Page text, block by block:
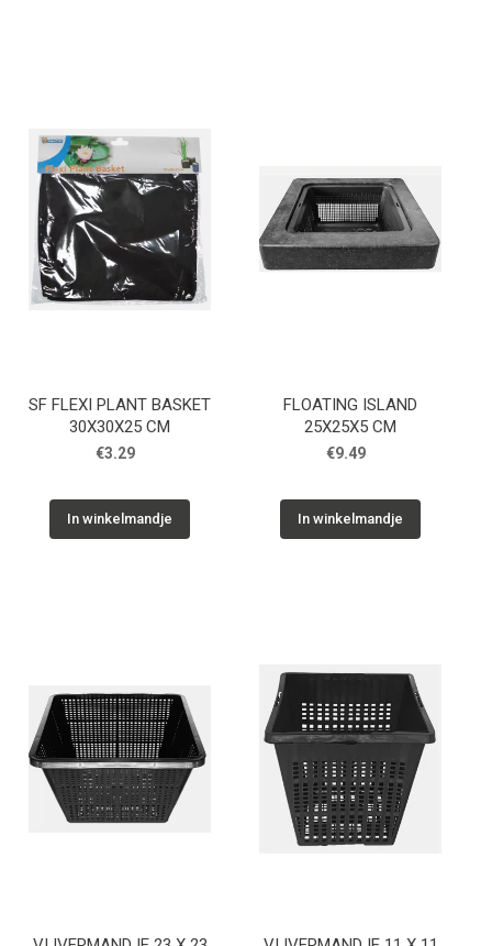
SF FLEXI PLANT BASKET
30X30X25 CM
€3.29
In winkelmandje
FLOATING ISLAND
25X25X5 CM
€9.49
In winkelmandje